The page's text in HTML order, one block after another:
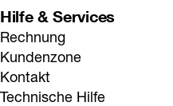
Hilfe & Services
Rechnung
Kundenzone
Kontakt
Technische Hilfe